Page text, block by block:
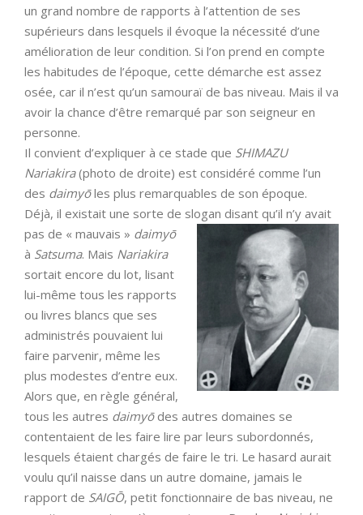
un grand nombre de rapports à l’attention de ses
supérieurs dans lesquels il évoque la nécessité d’une
amélioration de leur condition. Si l’on prend en compte
les habitudes de l’époque, cette démarche est assez
osée, car il n’est qu’un samouraï de bas niveau. Mais il va
avoir la chance d’être remarqué par son seigneur en
personne.
Il convient d’expliquer à ce stade que SHIMAZU
Nariakira(photo de droite) est considéré comme l’un
des daimyōles plus remarquables de son époque.
Déjà, il existait une sorte de slogan disant qu’il n’y avait
pas de « mauvais » daimyō
à Satsuma. Mais Nariakira
sortait encore du lot, lisant
lui-même tous les rapports
ou livres blancs que ses
administrés pouvaient lui
faire parvenir, même les
plus modestes d’entre eux.
Alors que, en règle général,
tous les autres daimyōdes autres domaines se
contentaient de les faire lire par leurs subordonnés,
lesquels étaient chargés de faire le tri. Le hasard aurait
voulu qu’il naisse dans un autre domaine, jamais le
rapport de SAIGŌ, petit fonctionnaire de bas niveau, ne